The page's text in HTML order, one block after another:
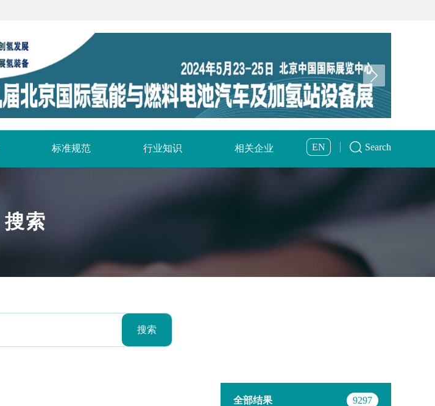
标准规范 行业知识 相关企业 EN Search
搜索
全部结果 9297